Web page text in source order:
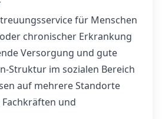
für Menschen
chronischer Erkrankung
Versorgung und gute
Struktur im sozialen Bereich
auf mehrere Standorte
Fachkräften und